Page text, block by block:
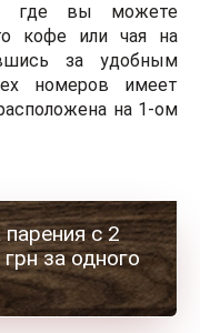
где вы можете
кофе или чая на
за удобным
номеров имеет
на 1-ом
с 2
за одного